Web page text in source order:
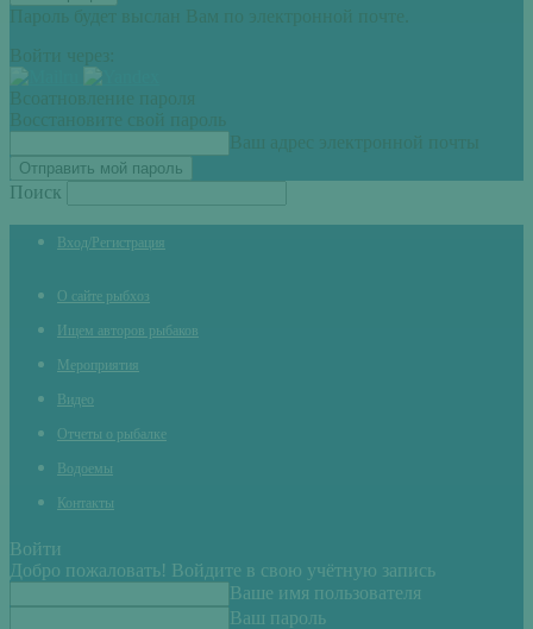
Пароль будет выслан Вам по электронной почте.
Войти через:
Всоатновление пароля
Восстановите свой пароль
Ваш адрес электронной почты
Поиск
Вход/Регистрация
О сайте рыбхоз
Ищем авторов рыбаков
Мероприятия
Видео
Отчеты о рыбалке
Водоемы
Контакты
Войти
Добро пожаловать! Войдите в свою учётную запись
Ваше имя пользователя
Ваш пароль